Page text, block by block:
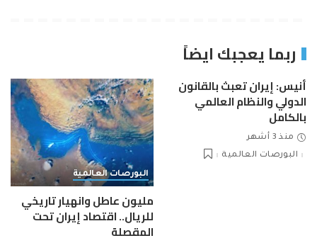
ربما يعجبك ايضاً
أنيس: إيران تعبث بالقانون
الدولي والنظام العالمي
بالكامل
منذ 3 أشهر
البورصات العالمية
البورصات العالمية
مليون عاطل وانهيار تاريخي
للريال.. اقتصاد إيران تحت
المقصلة